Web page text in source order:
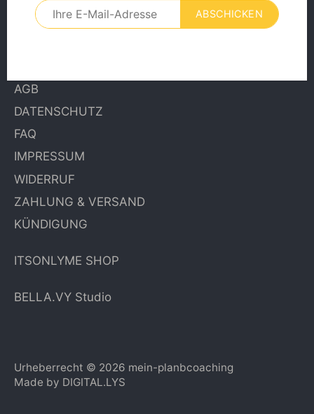
AGB
DATENSCHUTZ
FAQ
IMPRESSUM
WIDERRUF
ZAHLUNG & VERSAND
KÜNDIGUNG
ITSONLYME SHOP
BELLA.VY Studio
Urheberrecht © 2026 mein-planbcoaching
Made by DIGITAL.LYS
ABSCHICKEN